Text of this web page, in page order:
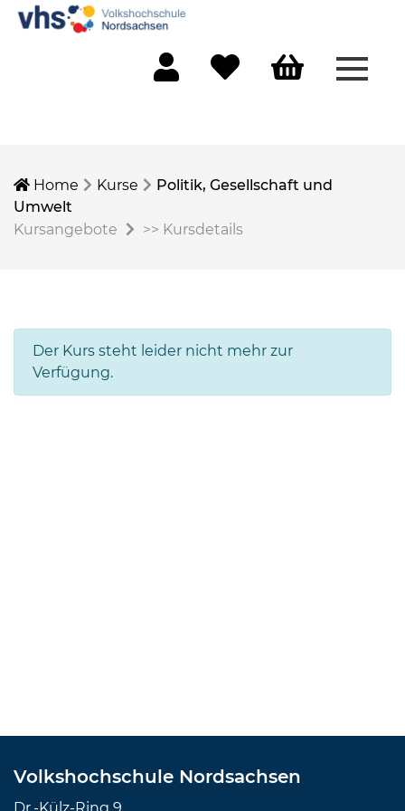
Home Kurse
Politik, Gesellschaft und
Umwelt
Kursangebote
>> Kursdetails
Der Kurs steht leider nicht mehr zur
Verfügung.
Volkshochschule Nordsachsen